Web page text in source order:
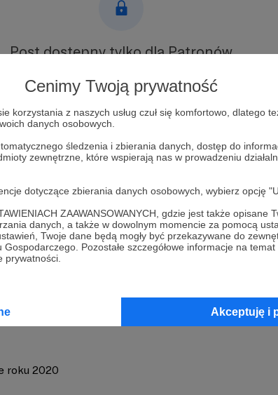
Cenimy Twoją prywatność
korzystania z naszych usług czuł się komfortowo, dlatego
danych osobowych.
śledzenia i zbierania danych, dostęp do
zewnętrzne, które wspierają nas w prowadzeniu
dotyczące zbierania danych osobowych, wybierz opcję
ZAAWANSOWANYCH, gdzie jest także opisane
danych, a także w dowolnym momencie za pomocą
Twoje dane będą mogły być przekazywane do
Pozostałe szczegółowe informacje na
prywatności.
Akceptuję i
Post dostępny tylko dla Patronów
Aby zobaczyć ten materiał musisz być zalogowany
Zostań Patronem
Zaloguj się
roku 2020